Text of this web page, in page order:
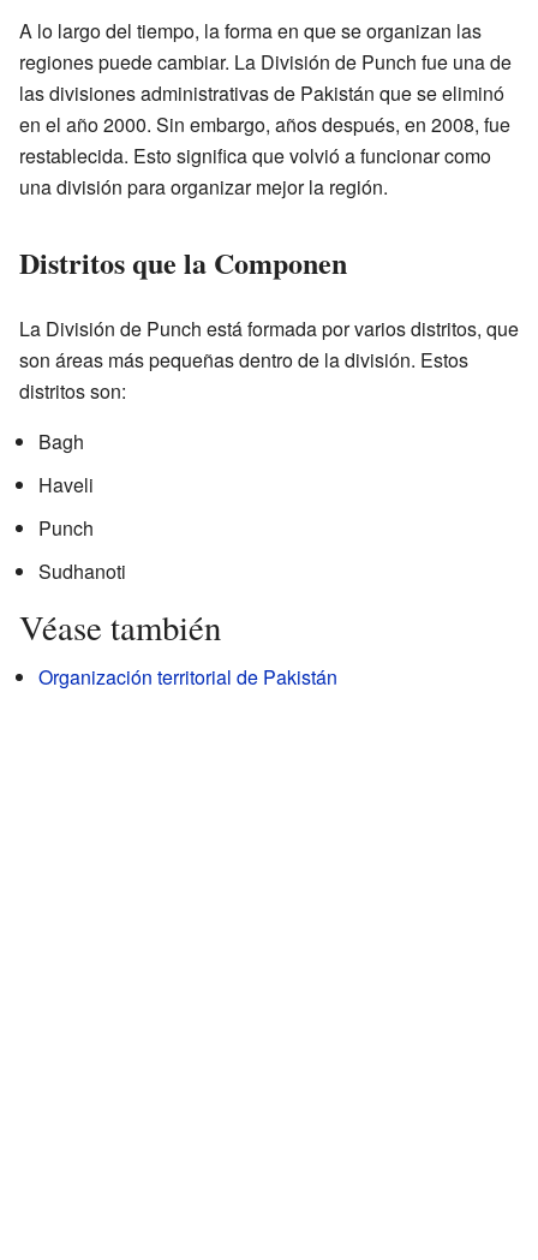
A lo largo del tiempo, la forma en que se organizan las
regiones puede cambiar. La División de Punch fue una de
las divisiones administrativas de Pakistán que se eliminó
en el año 2000. Sin embargo, años después, en 2008, fue
restablecida. Esto significa que volvió a funcionar como
una división para organizar mejor la región.
Distritos que la Componen
La División de Punch está formada por varios distritos, que
son áreas más pequeñas dentro de la división. Estos
distritos son:
Bagh
Haveli
Punch
Sudhanoti
Véase también
Organización territorial de Pakistán